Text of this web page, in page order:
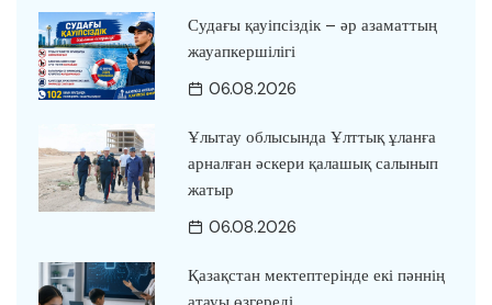
Судағы қауіпсіздік – әр азаматтың
жауапкершілігі
06.08.2026
Ұлытау облысында Ұлттық ұланға
арналған әскери қалашық салынып
жатыр
06.08.2026
Қазақстан мектептерінде екі пәннің